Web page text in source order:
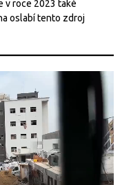
v roce 2023 také
oslabí tento zdroj